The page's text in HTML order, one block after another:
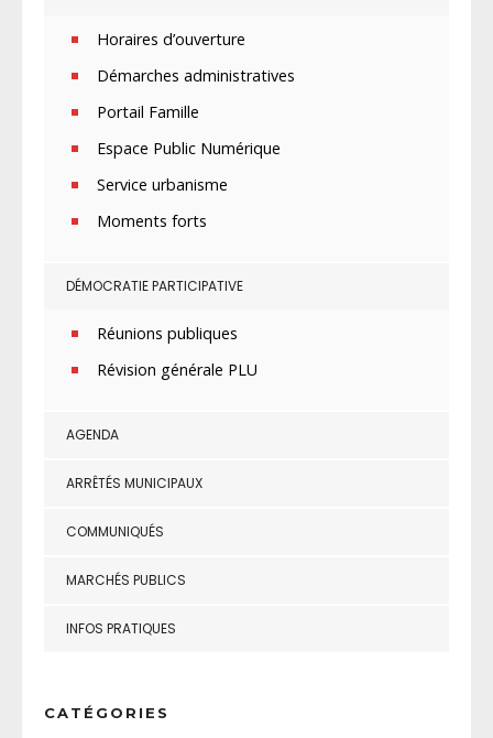
Horaires d’ouverture
Démarches administratives
Portail Famille
Espace Public Numérique
Service urbanisme
Moments forts
DÉMOCRATIE PARTICIPATIVE
Réunions publiques
Révision générale PLU
AGENDA
ARRÊTÉS MUNICIPAUX
COMMUNIQUÉS
MARCHÉS PUBLICS
INFOS PRATIQUES
CATÉGORIES